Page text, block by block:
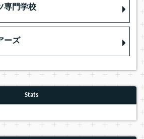
専門学校
ーズ
Stats